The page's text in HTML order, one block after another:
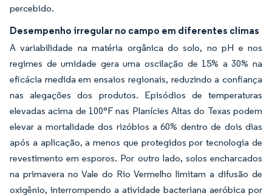
percebido.
Desempenho irregular no campo em diferentes climas
A variabilidade na matéria orgânica do solo, no pH e nos
regimes de umidade gera uma oscilação de 15% a 30% na
eficácia medida em ensaios regionais, reduzindo a confiança
nas alegações dos produtos. Episódios de temperaturas
elevadas acima de 100°F nas Planícies Altas do Texas podem
elevar a mortalidade dos rizóbios a 60% dentro de dois dias
após a aplicação, a menos que protegidos por tecnologia de
revestimento em esporos. Por outro lado, solos encharcados
na primavera no Vale do Rio Vermelho limitam a difusão de
oxigênio, interrompendo a atividade bacteriana aeróbica por